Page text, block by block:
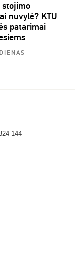
stojimo
nuvylė? KTU
patarimai
144